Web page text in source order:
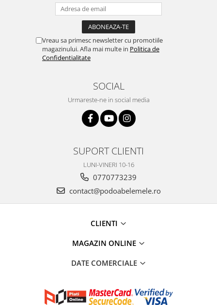
Vreau sa primesc newsletter cu promotiile
magazinului. Afla mai multe in Politica de
Confidentialitate
SOCIAL
Urmareste-ne in social media
SUPORT CLIENTI
LUNI-VINERI 10-16
0770773239
contact@podoabelemele.ro
CLIENTI
MAGAZIN ONLINE
DATE COMERCIALE